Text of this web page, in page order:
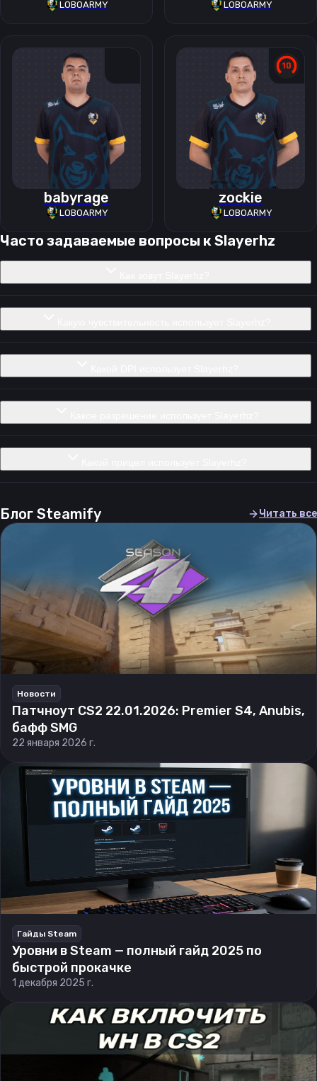
LOBOARMY LOBOARMY
babyrage
LOBOARMY
zockie
LOBOARMY
Часто задаваемые вопросы кSlayerhz
Блог Steamify Читать все
Новости
Патчноут CS2 22.01.2026: Premier S4, Anubis,
бафф SMG
22 января 2026 г.
Гайды Steam
Уровни в Steam — полный гайд 2025 по
быстрой прокачке
1 декабря 2025 г.